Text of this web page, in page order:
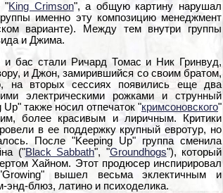
"King Crimson", а общую картину нарушал
именно эту композицию менеджмент
варианте). Между тем внутри группы
и Джима.
бас стали Ричард Томас и Ник Гринвуд,
и Джон, замирившийся со своим братом,
на вторых сессиях появились еще два
электрическими рожками и струнный
также носил отпечаток "кримсоновского"
более красивым и лиричным. Критики
в ее поддержку крупный евротур, но
После "Keeping Up" группа сменила
("Black Sabbath", "Groundhogs"), который
Хайном. Этот продюсер инспирировал
вышел весьма эклектичным и
блюз, латино и психоделика.